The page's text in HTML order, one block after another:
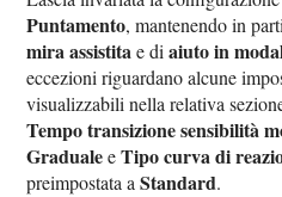
Puntamento, mantenendo in
mira assistitae diaiuto in
eccezioni riguardano alcune
visualizzabili nella relativa
Tempo transizione sensibilità
GradualeeTipo curva di
preimpostata aStandard.